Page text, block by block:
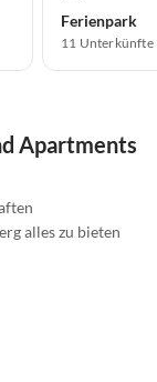
Ferienpark
11 Unterkünfte
Apartments
alles zu bieten